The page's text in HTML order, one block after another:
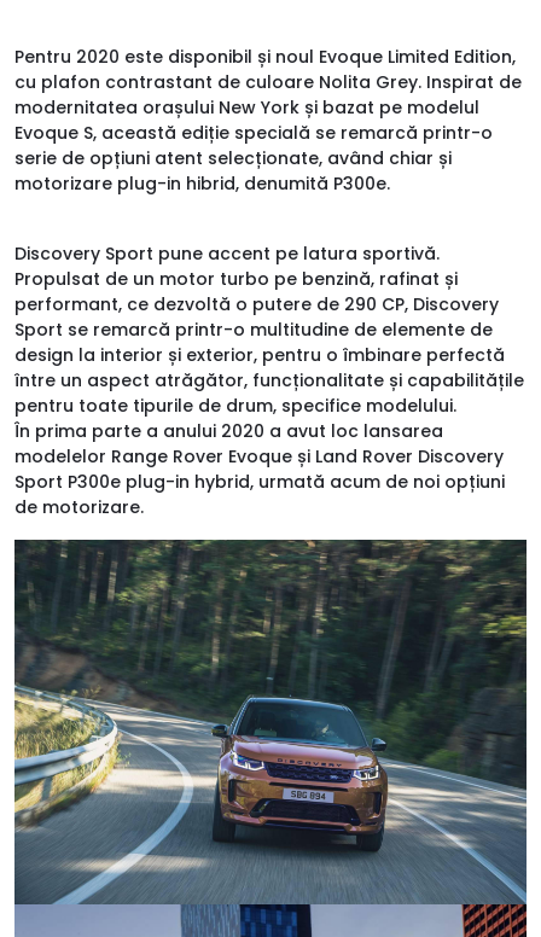
Pentru 2020 este disponibil și noul Evoque Limited Edition,
cu plafon contrastant de culoare Nolita Grey. Inspirat de
modernitatea orașului New York și bazat pe modelul
Evoque S, această ediție specială se remarcă printr-o
serie de opțiuni atent selecționate, având chiar și
motorizare plug-in hibrid, denumită P300e.
Discovery Sport pune accent pe latura sportivă.
Propulsat de un motor turbo pe benzină, rafinat și
performant, ce dezvoltă o putere de 290 CP, Discovery
Sport se remarcă printr-o multitudine de elemente de
design la interior și exterior, pentru o îmbinare perfectă
între un aspect atrăgător, funcționalitate și capabilitățile
pentru toate tipurile de drum, specifice modelului.
În prima parte a anului 2020 a avut loc lansarea
modelelor Range Rover Evoque și Land Rover Discovery
Sport P300e plug-in hybrid, urmată acum de noi opțiuni
de motorizare.